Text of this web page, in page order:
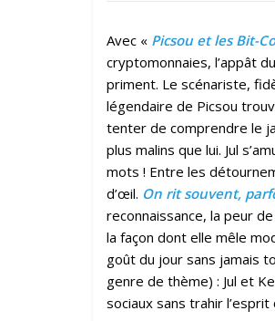
Avec « Picsou et les Bit-
cryptomonnaies, l’appât
priment. Le scénariste,
légendaire de Picsou
tenter de comprendre le
plus malins que lui. Jul
mots ! Entre les
d’œil. On rit souvent,
reconnaissance, la peur
la façon dont elle mêle
goût du jour sans jamais
genre de thème) : Jul et
sociaux sans trahir